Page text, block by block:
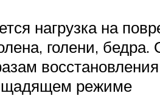
нагрузка на
голени, бедра.
щадящем режиме